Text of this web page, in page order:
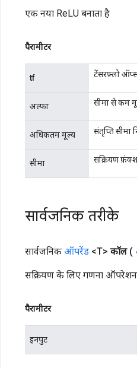
एक नया ReLU बनाता है
पैरामीटर
tf टेंसरफ़्लो
अल्फा सीमा से कम
अधिकतम मूल्य संतृप्ति सीमा
सीमा सक्रियण
सार्वजनिक तरीके
सार्वजनिक ऑपरेंड <T> कॉल (
सक्रियण के लिए गणना ऑपरेशन
पैरामीटर
इनपुट